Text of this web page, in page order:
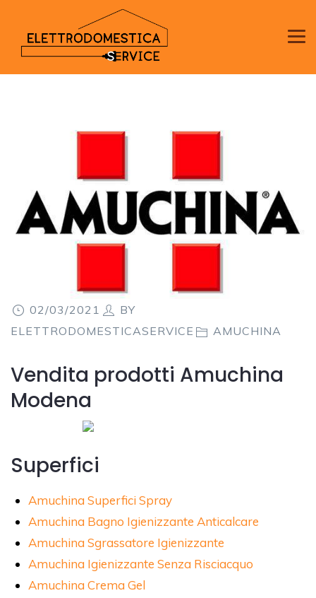
02/03/2021
BY
ELETTRODOMESTICASERVICE
AMUCHINA
Vendita prodotti Amuchina
Modena
Superfici
Amuchina Superfici Spray
Amuchina Bagno Igienizzante Anticalcare
Amuchina Sgrassatore Igienizzante
Amuchina Igienizzante Senza Risciacquo
Amuchina Crema Gel